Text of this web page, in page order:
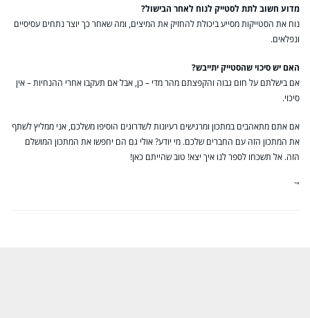
מדוע חשוב לתת לסטייק לנוח לאחר הבישול?
נוח את הסטייקות מסייע ביכולת להחזיק את המיצים, ומה שאחר כך יוצר נתחים עסיסיים
ונפלאים.
האם יש סיכוי שהסטייק יתייבש?
אם בישלתם על חום גבוה והקפצתם מהר מדי – כן, אבל אם תעקבו אחרי ההנחיות – אין
סיכוי.
אם אתם מתאהבים במתכון ומרגישים רעיונות לשדרוגים הוסיפו משלכם, אני ממליץ לשתף
את המתכון הזה עם החברים שלכם. מי יודע? אולי גם הם יחפשו את המתכון המושלם
הזה. אל תשכחו לספר לנו איך יצא! טוב שהייתם כאן!
"`